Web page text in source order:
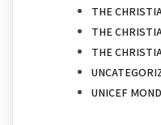
THE
THE
THE
UNICEF